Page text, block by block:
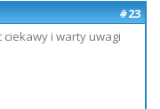
#23
ciekawy i warty uwagi